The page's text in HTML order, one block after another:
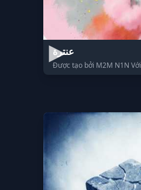
عنترة
Được tạo bởi M2M N1N Với